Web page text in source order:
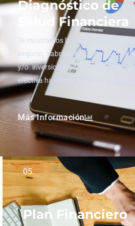
Diagnóstico de
Salud Financiera
Te mostramos la realidad
negocio, sabrás como te ven los
y/o inversionistas y conocerás
efectiva ha sido la gestión de tu
Más Información
05.
Plan Financiero